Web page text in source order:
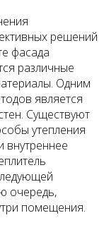
решений
фасада
различные
Одним
является
Существуют
утепления
внутреннее
очередь,
помещения.